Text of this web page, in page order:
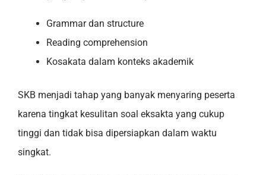
Grammar dan structure
Reading comprehension
Kosakata dalam konteks akademik
SKB menjadi tahap yang banyak menyaring peserta
karena tingkat kesulitan soal eksakta yang cukup
tinggi dan tidak bisa dipersiapkan dalam waktu
singkat.